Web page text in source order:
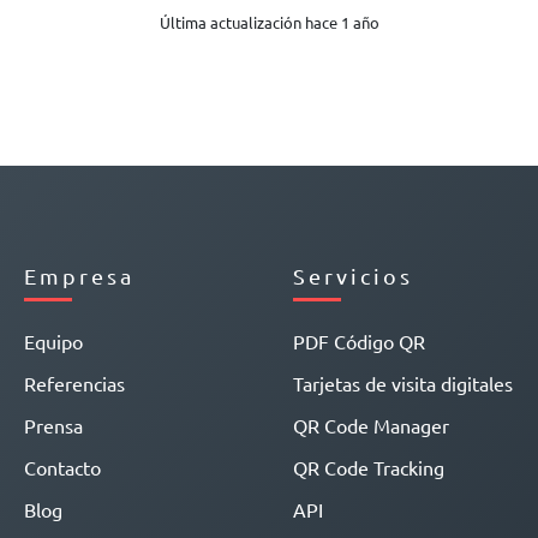
Última actualización hace 1 año
Empresa
Equipo
Referencias
Prensa
Contacto
Blog
Servicios
PDF Código QR
Tarjetas de visita digitales
QR Code Manager
QR Code Tracking
API